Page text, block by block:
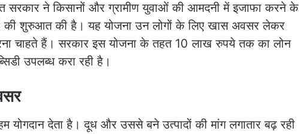
सरकार ने किसानों और ग्रामीण युवाओं की आमदनी में इजाफा करने के
की शुरुआत की है। यह योजना उन लोगों के लिए खास अवसर लेकर
चाहते हैं। सरकार इस योजना के तहत 10 लाख रुपये तक का लोन
उपलब्ध करा रही है।
योगदान देता है। दूध और उससे बने उत्पादों की मांग लगातार बढ़ रही